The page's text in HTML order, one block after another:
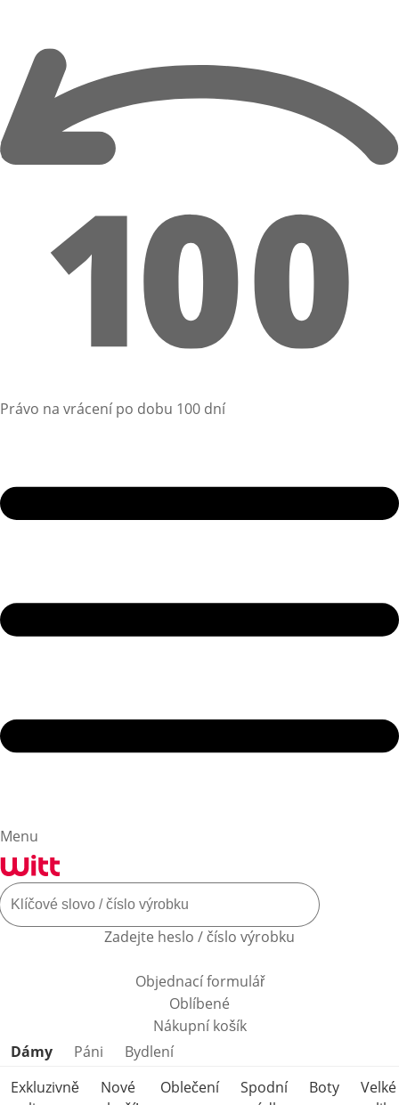
Právo na vrácení po dobu 100 dní
Menu
Zadejte heslo / číslo výrobku
Objednací formulář
Oblíbené
Nákupní košík
Přeskočit kategorie produktů
Dámy Páni
Bydlení
Exkluzivně
Nové
Oblečení
Spodní
Boty
Velké